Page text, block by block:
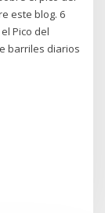
este blog. 6
Pico del
barriles diarios